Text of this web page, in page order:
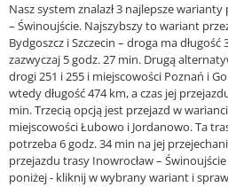
Nasz system znalazł 3 najlepsze
– Świnoujście. Najszybszy to wariant
Bydgoszcz i Szczecin – droga ma
zazwyczaj 5 godz. 27 min. Drugą
drogi 251 i 255 i miejscowości Poznań i
wtedy długość 474 km, a czas jej
min. Trzecią opcją jest przejazd w
miejscowości Łubowo i Jordanowo. Ta
potrzeba 6 godz. 34 min na jej
przejazdu trasy Inowrocław –
poniżej - kliknij w wybrany wariant i